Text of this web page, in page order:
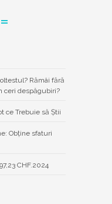
Rămâi fără
ceri despăgubiri?
ce Trebuie să Știi
Obține sfaturi
CHF.2024